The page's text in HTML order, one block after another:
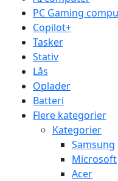
PC Gaming
Copilot+
Tasker
Stativ
Lås
Oplader
Batteri
Flere kategorier
Kategorier
Samsung
Microsoft
Acer